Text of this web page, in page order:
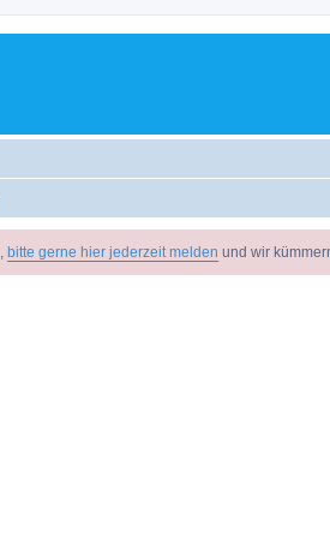
bitte gerne hier jederzeit melden und wir